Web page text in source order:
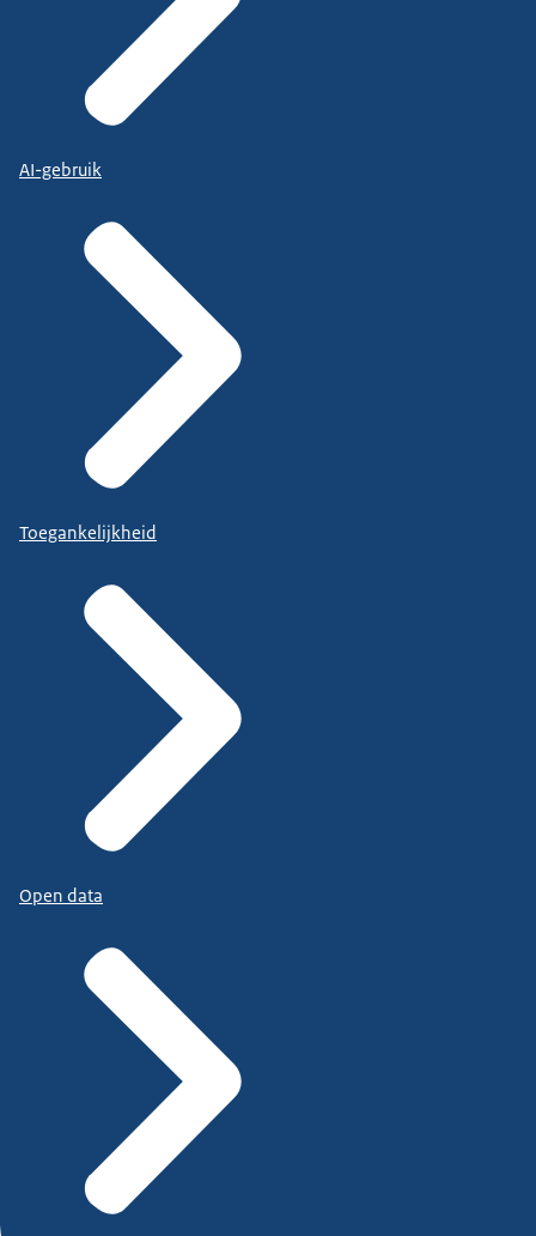
AI-gebruik
Toegankelijkheid
Open data